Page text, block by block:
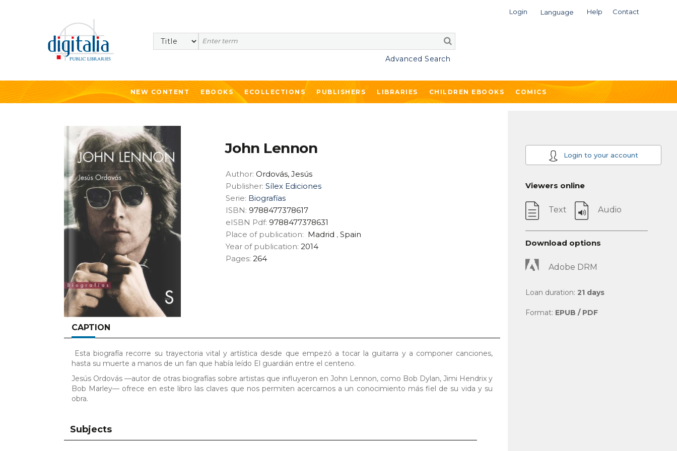
Login Language Help Contact
Search
Advanced Search
NEW CONTENT EBOOKS ECOLLECTIONS PUBLISHERS LIBRARIES CHILDREN EBOOKS COMICS
John Lennon
Author: Ordovás, Jesús
Publisher: Sílex Ediciones
Serie: Biografías
ISBN: 9788477378617
eISBN Pdf: 9788477378631
Place of publication: Madrid , Spain
Year of publication: 2014
Pages: 264
CAPTION
Esta biografía recorre su trayectoria vital y artística desde que empezó a tocar la guitarra y a componer canciones,
hasta su muerte a manos de un fan que había leído El guardián entre el centeno.
Jesús Ordovás —autor de otras biografías sobre artistas que influyeron en John Lennon, como Bob Dylan, Jimi Hendrix y
Bob Marley— ofrece en este libro las claves que nos permiten acercarnos a un conocimiento más fiel de su vida y su
obra.
Subjects
Login to your account
Viewers online
Text Audio
Download options
Adobe DRM
Loan duration: 21 days
Format: EPUB / PDF